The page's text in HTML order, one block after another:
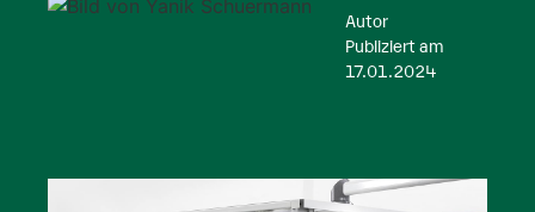
Autor
Publiziert am
17.01.2024